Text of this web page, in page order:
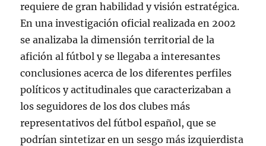
requiere de gran habilidad y visión estratégica.
En una investigación oficial realizada en 2002
se analizaba la dimensión territorial de la
afición al fútbol y se llegaba a interesantes
conclusiones acerca de los diferentes perfiles
políticos y actitudinales que caracterizaban a
los seguidores de los dos clubes más
representativos del fútbol español, que se
podrían sintetizar en un sesgo más izquierdista